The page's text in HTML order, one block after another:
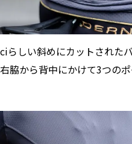
らしい斜めにカットされた
脇から背中にかけて3つの